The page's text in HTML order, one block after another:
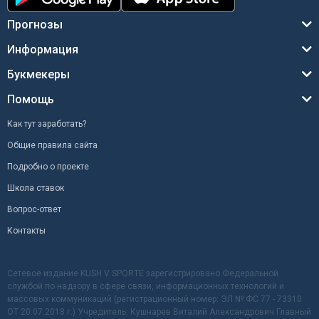
Прогнозы
Информация
Букмекеры
Помощь
Как тут заработать?
Общие правила сайта
Подробно о проекте
Школа ставок
Вопрос-ответ
Контакты
Сетевое издание KUSH V SPORTE зарегистрировано Федеральной
службой по надзору в сфере связи, информационных технологий и
массовых коммуникаций (регистрационный номер: ЭЛ № ФС 77 - 73310
ОТ 20.07.2018 г.) Учредитель: Кушнарев Виталий Александрович Главный